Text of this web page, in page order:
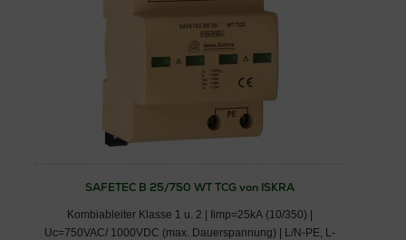
SAFETEC B 25/750 WT TCG von ISKRA
Kombiableiter Klasse 1 u. 2 | Iimp=25kA (10/350) |
Uc=750VAC/ 1000VDC (max. Dauerspannung) | L/N-PE, L-